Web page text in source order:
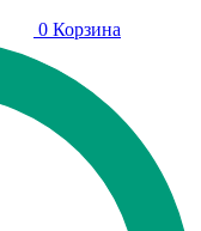
0 Корзина